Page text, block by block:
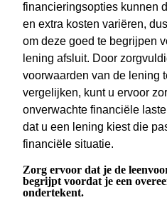
financieringsopties kunnen
en extra kosten variëren,
om deze goed te begrijpen
lening afsluit. Door
voorwaarden van de lening
vergelijken, kunt u ervoor
onverwachte financiële
dat u een lening kiest die
financiële situatie.
Zorg ervoor dat je de
begrijpt voordat je een
ondertekent.